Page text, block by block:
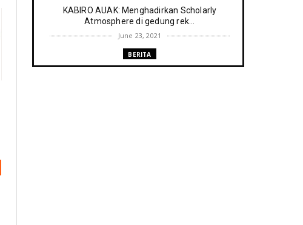
KABIRO AUAK: Menghadirkan Scholarly
Atmosphere di gedung rek...
June 23, 2021
BERITA